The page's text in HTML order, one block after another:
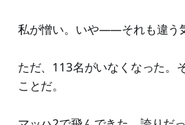
私が憎い。いや——それも違う
ただ、113名がいなくなった。
ことだ。